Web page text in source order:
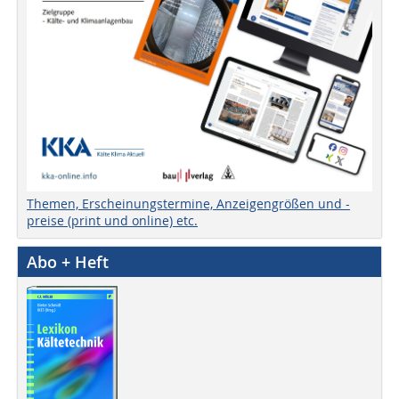
Themen, Erscheinungstermine, Anzeigengrößen und -
preise (print und online) etc.
Abo + Heft